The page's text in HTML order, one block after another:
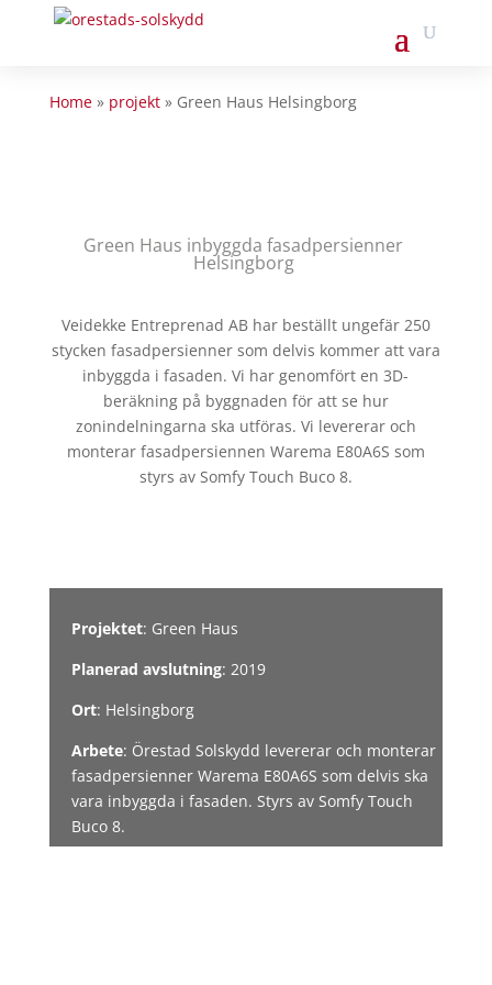
Home» projekt» Green Haus Helsingborg
Green Haus inbyggda fasadpersienner
Helsingborg
Veidekke Entreprenad AB har beställt ungefär 250
stycken fasadpersienner som delvis kommer att vara
inbyggda i fasaden. Vi har genomfört en 3D-
beräkning på byggnaden för att se hur
zonindelningarna ska utföras. Vi levererar och
monterar fasadpersiennen Warema E80A6S som
styrs av Somfy Touch Buco 8.
Projektet: Green Haus
Planerad avslutning: 2019
Ort: Helsingborg
Arbete: Örestad Solskydd levererar och monterar
fasadpersienner Warema E80A6S som delvis ska
vara inbyggda i fasaden. Styrs av Somfy Touch
Buco 8.